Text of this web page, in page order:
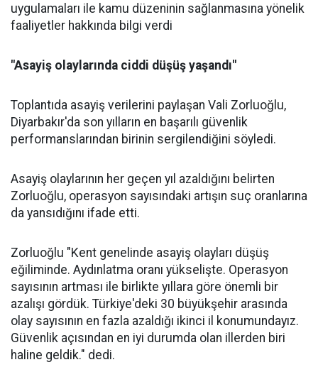
uygulamaları ile kamu düzeninin sağlanmasına yönelik
faaliyetler hakkında bilgi verdi
"Asayiş olaylarında ciddi düşüş yaşandı"
Toplantıda asayiş verilerini paylaşan Vali Zorluoğlu,
Diyarbakır'da son yılların en başarılı güvenlik
performanslarından birinin sergilendiğini söyledi.
Asayiş olaylarının her geçen yıl azaldığını belirten
Zorluoğlu, operasyon sayısındaki artışın suç oranlarına
da yansıdığını ifade etti.
Zorluoğlu "Kent genelinde asayiş olayları düşüş
eğiliminde. Aydınlatma oranı yükselişte. Operasyon
sayısının artması ile birlikte yıllara göre önemli bir
azalışı gördük. Türkiye'deki 30 büyükşehir arasında
olay sayısının en fazla azaldığı ikinci il konumundayız.
Güvenlik açısından en iyi durumda olan illerden biri
haline geldik." dedi.